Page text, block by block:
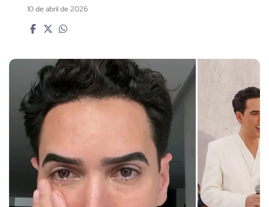
10 de abril de 2026